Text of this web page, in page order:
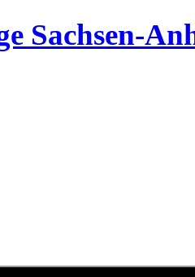
Sachsen-